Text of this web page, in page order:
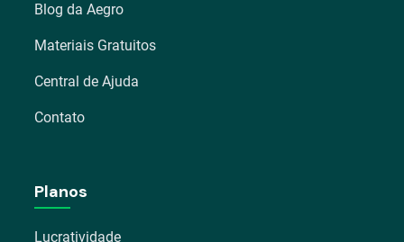
Blog da Aegro
Materiais Gratuitos
Central de Ajuda
Contato
Planos
Lucratividade